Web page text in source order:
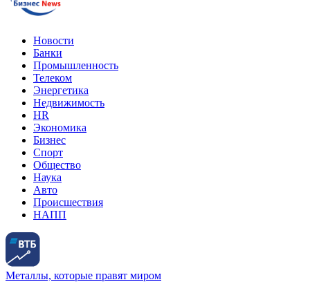
Новости
Банки
Промышленность
Телеком
Энергетика
Недвижимость
HR
Экономика
Бизнес
Спорт
Общество
Наука
Авто
Происшествия
НАПП
Металлы, которые правят миром